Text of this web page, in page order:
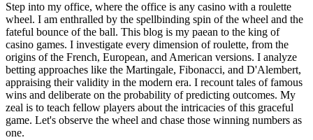
Step into my office, where the office is any casino with a roulette
wheel. I am enthralled by the spellbinding spin of the wheel and the
fateful bounce of the ball. This blog is my paean to the king of
casino games. I investigate every dimension of roulette, from the
origins of the French, European, and American versions. I analyze
betting approaches like the Martingale, Fibonacci, and D'Alembert,
appraising their validity in the modern era. I recount tales of famous
wins and deliberate on the probability of predicting outcomes. My
zeal is to teach fellow players about the intricacies of this graceful
game. Let's observe the wheel and chase those winning numbers as
one.